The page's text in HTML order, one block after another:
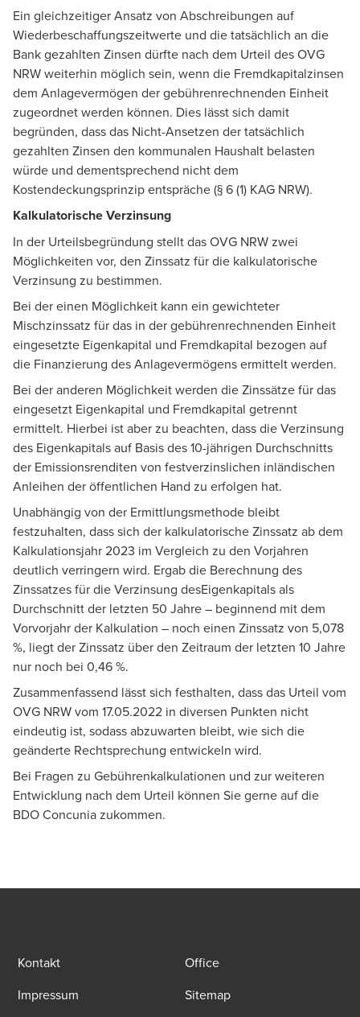
Ein gleichzeitiger Ansatz von Abschreibungen auf
Wiederbeschaffungszeitwerte und die tatsächlich an die
Bank gezahlten Zinsen dürfte nach dem Urteil des OVG
NRW weiterhin möglich sein, wenn die Fremdkapitalzinsen
dem Anlagevermögen der gebührenrechnenden Einheit
zugeordnet werden können. Dies lässt sich damit
begründen, dass das Nicht-Ansetzen der tatsächlich
gezahlten Zinsen den kommunalen Haushalt belasten
würde und dementsprechend nicht dem
Kostendeckungsprinzip entspräche (§ 6 (1) KAG NRW).
Kalkulatorische Verzinsung
In der Urteilsbegründung stellt das OVG NRW zwei
Möglichkeiten vor, den Zinssatz für die kalkulatorische
Verzinsung zu bestimmen.
Bei der einen Möglichkeit kann ein gewichteter
Mischzinssatz für das in der gebührenrechnenden Einheit
eingesetzte Eigenkapital und Fremdkapital bezogen auf
die Finanzierung des Anlagevermögens ermittelt werden.
Bei der anderen Möglichkeit werden die Zinssätze für das
eingesetzt Eigenkapital und Fremdkapital getrennt
ermittelt. Hierbei ist aber zu beachten, dass die Verzinsung
des Eigenkapitals auf Basis des 10-jährigen Durchschnitts
der Emissionsrenditen von festverzinslichen inländischen
Anleihen der öffentlichen Hand zu erfolgen hat.
Unabhängig von der Ermittlungsmethode bleibt
festzuhalten, dass sich der kalkulatorische Zinssatz ab dem
Kalkulationsjahr 2023 im Vergleich zu den Vorjahren
deutlich verringern wird. Ergab die Berechnung des
Zinssatzes für die Verzinsung desEigenkapitals als
Durchschnitt der letzten 50 Jahre – beginnend mit dem
Vorvorjahr der Kalkulation – noch einen Zinssatz von 5,078
%, liegt der Zinssatz über den Zeitraum der letzten 10 Jahre
nur noch bei 0,46 %.
Zusammenfassend lässt sich festhalten, dass das Urteil vom
OVG NRW vom 17.05.2022 in diversen Punkten nicht
eindeutig ist, sodass abzuwarten bleibt, wie sich die
geänderte Rechtsprechung entwickeln wird.
Bei Fragen zu Gebührenkalkulationen und zur weiteren
Entwicklung nach dem Urteil können Sie gerne auf die
BDO Concunia zukommen.
Kontakt
Office
Impressum
Sitemap